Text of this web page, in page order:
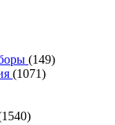
(149)
(1071)